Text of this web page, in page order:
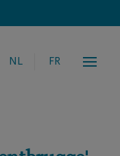
NL FR